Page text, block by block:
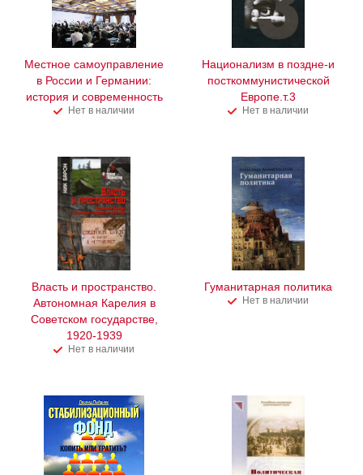
Местное самоуправление
в России и Германии:
история и современность
Нет в наличии
Национализм в поздне-и
посткоммунистической
Европе.т.3
Нет в наличии
Власть и пространство.
Автономная Карелия в
Советском государстве,
1920-1939
Нет в наличии
Гуманитарная политика
Нет в наличии